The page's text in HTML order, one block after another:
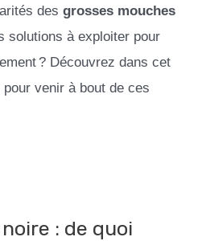
des grosses mouches
solutions à exploiter pour
? Découvrez dans cet
venir à bout de ces
: de quoi